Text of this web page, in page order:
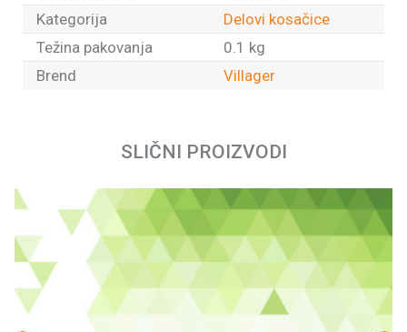
Kategorija
Delovi kosačice
Težina pakovanja
0.1 kg
Brend
Villager
Poruka
SLIČNI PROIZVODI